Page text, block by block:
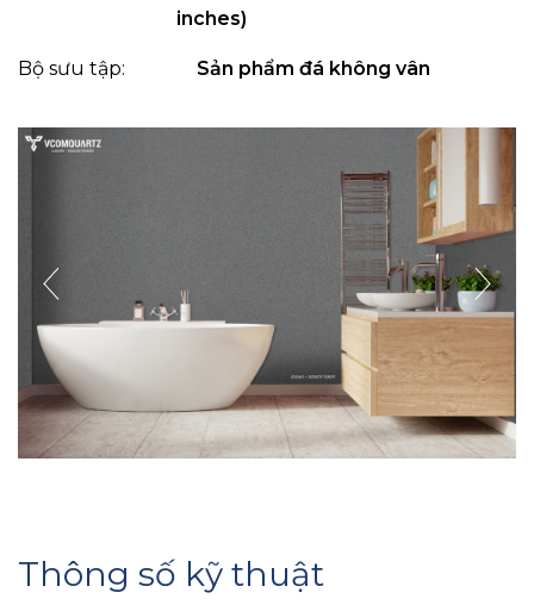
inches)
Bộ sưu tập: Sản phẩm đá không vân
Thông số kỹ thuật